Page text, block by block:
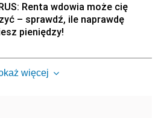
Renta wdowia może cię
– sprawdź, ile naprawdę
pieniędzy!
więcej